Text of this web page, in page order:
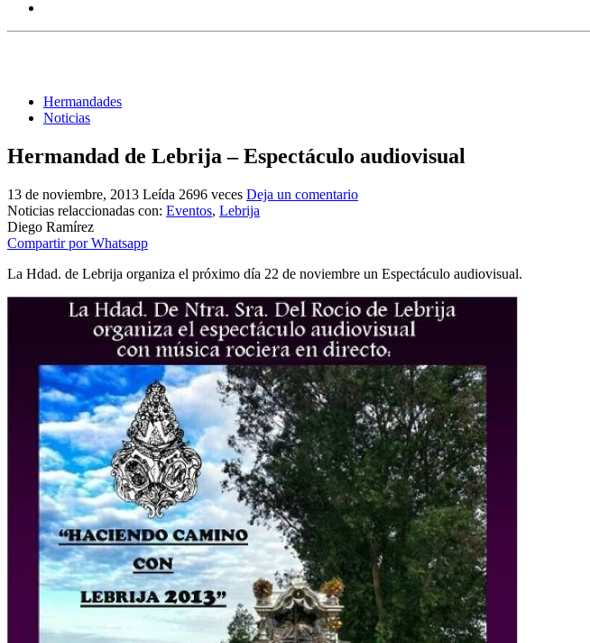
Hermandades
Noticias
Hermandad de Lebrija – Espectáculo audiovisual
13 de noviembre, 2013 Leída 2696 veces Deja un comentario
Noticias relaccionadas con: Eventos, Lebrija
Diego Ramírez
Compartir por Whatsapp
La Hdad. de Lebrija organiza el próximo día 22 de noviembre un Espectáculo audiovisual.